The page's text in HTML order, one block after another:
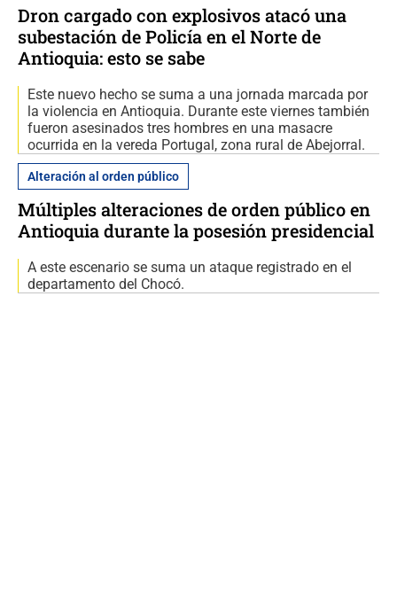
Dron cargado con explosivos atacó una
subestación de Policía en el Norte de
Antioquia: esto se sabe
Este nuevo hecho se suma a una jornada marcada por
la violencia en Antioquia. Durante este viernes también
fueron asesinados tres hombres en una masacre
ocurrida en la vereda Portugal, zona rural de Abejorral.
Alteración al orden público
Múltiples alteraciones de orden público en
Antioquia durante la posesión presidencial
A este escenario se suma un ataque registrado en el
departamento del Chocó.